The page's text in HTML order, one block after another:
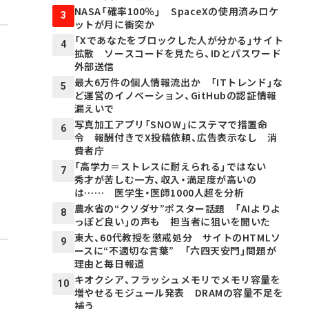
3
NASA「確率100％」 SpaceXの使用済みロケ
ットが月に衝突か
4
「Xであなたをブロックした人が分かる」サイト
拡散 ソースコードを見たら、IDとパスワード
外部送信
5
最大6万件の個人情報流出か 「ITトレンド」な
ど運営のイノベーション、GitHubの認証情報
漏えいで
6
写真加工アプリ「SNOW」にステマで措置命
令 報酬付きでX投稿依頼、広告表示なし 消
費者庁
7
「高学力＝ストレスに耐えられる」ではない
秀才が苦しむ一方、収入・満足度が高いの
は…… 医学生・医師1000人超を分析
8
農水省の“クソダサ”ポスター話題 「AIよりよ
っぽど良い」の声も 担当者に狙いを聞いた
9
東大、60代教授を懲戒処分 サイトのHTMLソ
ースに“不適切な言葉” 「六四天安門」問題が
理由と毎日報道
10 キオクシア、フラッシュメモリでメモリ容量を
増やせるモジュール発表 DRAMの容量不足を
補う